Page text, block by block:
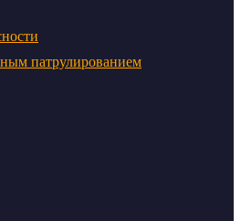
патрулированием